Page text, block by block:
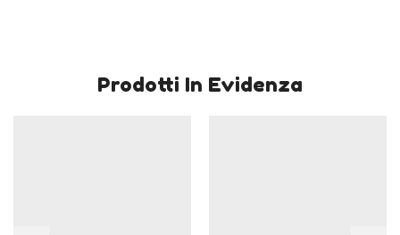
Prodotti In Evidenza